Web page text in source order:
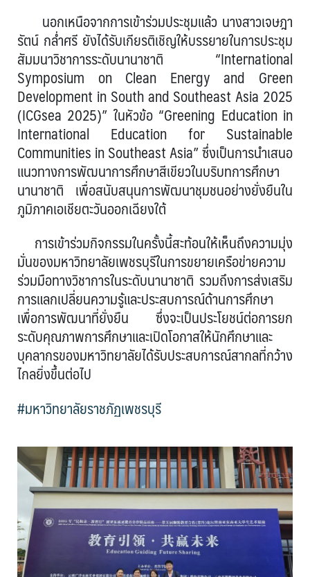
นอกเหนือจากการเข้าร่วมประชุมแล้ว นางสาวเจษฎา
รัตน์ กล่ำศรี ยังได้รับเกียรติเชิญให้บรรยายในการประชุม
สัมมนาวิชาการระดับนานาชาติ “International
Symposium on Clean Energy and Green
Development in South and Southeast Asia 2025
(ICGsea 2025)” ในหัวข้อ “Greening Education in
International Education for Sustainable
Communities in Southeast Asia” ซึ่งเป็นการนำเสนอ
แนวทางการพัฒนาการศึกษาสีเขียวในบริบทการศึกษา
นานาชาติ เพื่อสนับสนุนการพัฒนาชุมชนอย่างยั่งยืนใน
ภูมิภาคเอเชียตะวันออกเฉียงใต้
การเข้าร่วมกิจกรรมในครั้งนี้สะท้อนให้เห็นถึงความมุ่ง
มั่นของมหาวิทยาลัยเพชรบุรีในการขยายเครือข่ายความ
ร่วมมือทางวิชาการในระดับนานาชาติ รวมถึงการส่งเสริม
การแลกเปลี่ยนความรู้และประสบการณ์ด้านการศึกษา
เพื่อการพัฒนาที่ยั่งยืน ซึ่งจะเป็นประโยชน์ต่อการยก
ระดับคุณภาพการศึกษาและเปิดโอกาสให้นักศึกษาและ
บุคลากรของมหาวิทยาลัยได้รับประสบการณ์สากลที่กว้าง
ไกลยิ่งขึ้นต่อไป
#มหาวิทยาลัยราชภัฏเพชรบุรี